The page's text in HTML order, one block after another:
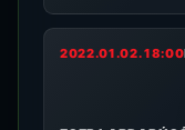
2022.01.02. 18:00